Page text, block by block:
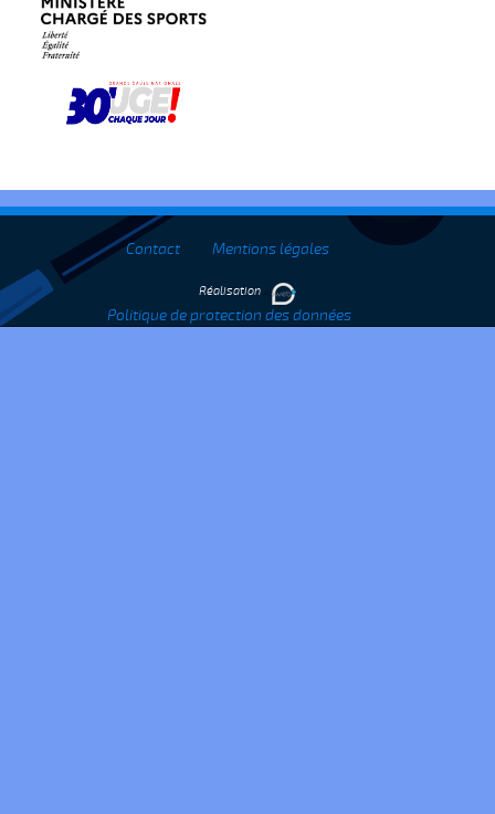
Contact Mentions légales
Politique de protection des données
Réalisation